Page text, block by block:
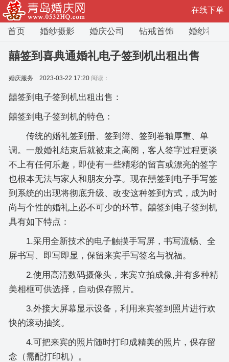
在线下单
首页 婚纱摄影 婚庆公司 钻戒首饰 婚纱礼服
囍签到喜典通婚礼电子签到机出租出售
婚庆服务 2023-03-22 17:20 阅读：
囍签到电子签到机出租出售：
囍签到电子签到机的特色：
传统的婚礼签到册、签到簿、签到卷轴厚重、单
调。一般婚礼结束后就被束之高阁，客人签字过程更谈
不上有任何乐趣，即使有一些精彩的留言或漂亮的签字
也根本无法与家人和朋友分享。现在囍签到电子手写签
到系统的出现将彻底升级、改变这种签到方式，成为时
尚与个性的婚礼上必不可少的环节。囍签到电子签到机
具有如下特点：
1.采用全新技术的电子触摸手写屏，书写流畅、全
屏书写、即写即显，保留来宾手写签名与祝福。
2.使用高清数码摄像头，来宾立拍成像,并有多种精
美相框可供选择，自动保存照片。
3.外接大屏幕显示设备，利用来宾签到照片进行欢
快的滚动抽奖。
4.可把来宾的照片随时打印成精美的照片，保存留
念（需配打印机）。